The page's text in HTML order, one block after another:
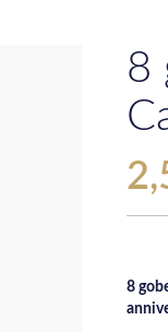
8
8